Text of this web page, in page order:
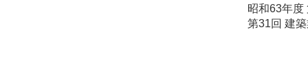
昭和63年度
第31回 建